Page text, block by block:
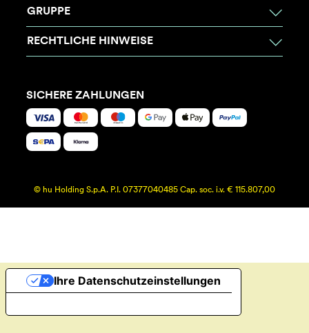
GRUPPE
RECHTLICHE HINWEISE
SICHERE ZAHLUNGEN
© hu Holding S.p.A. P.I. 07377040485 Cap. soc. i.v. € 115.807,00
Ihre Datenschutzeinstellungen